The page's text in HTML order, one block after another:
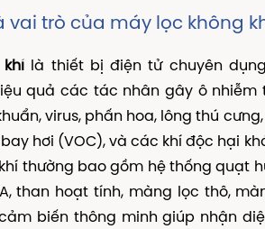
Tràng
Thất
Đường
vai trò của máy lọc không
khílà thiết bị điện tử chuyên
quả các tác nhân gây ô nhiễm
virus, phấn hoa, lông thú
hơi (VOC), và các khí độc hại
thường bao gồm hệ thống quạt
than hoạt tính, màng lọc thô,
biến thông minh giúp nhận